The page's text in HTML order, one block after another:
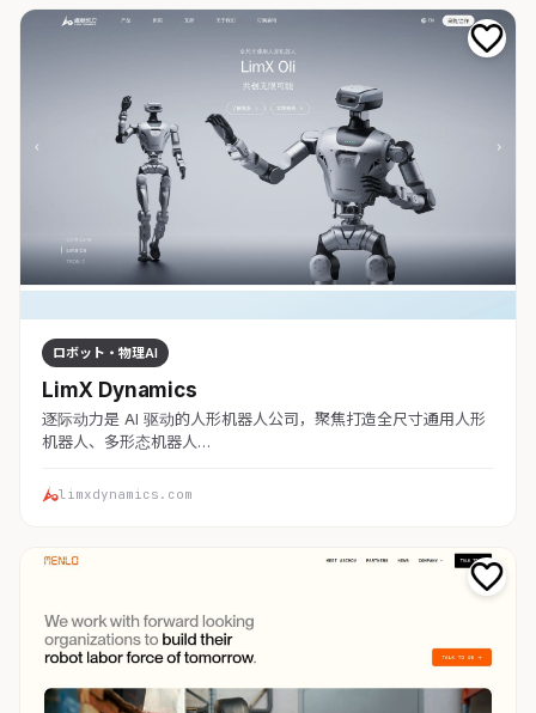
ロボット・物理AI
LimX Dynamics
逐际动力是 AI 驱动的人形机器人公司，聚焦打造全尺寸通用人形
机器人、多形态机器人…
limxdynamics.com